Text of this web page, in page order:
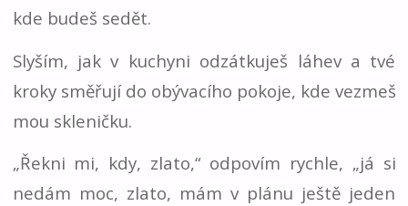
kde budeš sedět.
Slyším, jak v kuchyni odzátkuješ láhev a tvé
kroky směřují do obývacího pokoje, kde vezmeš
mou skleničku.
„Řekni mi, kdy, zlato,“ odpovím rychle, „já si
nedám moc, zlato, mám v plánu ještě jeden